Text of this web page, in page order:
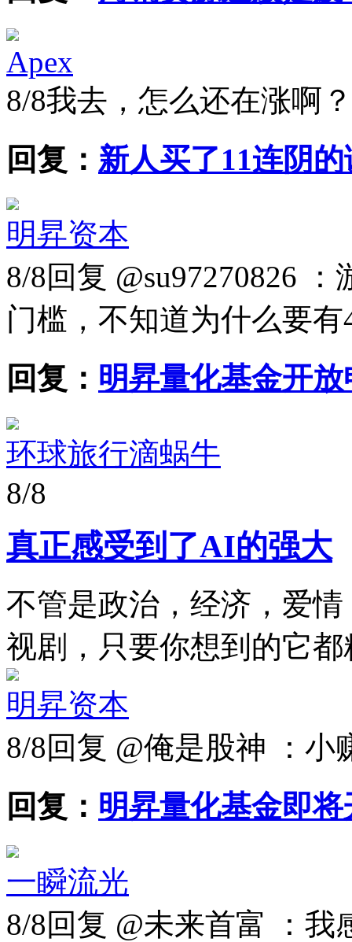
Apex
8/8我去，怎么还在涨啊
回复： 新人买了11连阴
明昇资本
8/8回复 @su97270826
门槛，不知道为什么要有
回复： 明昇量化基金开放
环球旅行滴蜗牛
8/8
真正感受到了AI的强大
不管是政治，经济，爱
视剧，只要你想到的它都
明昇资本
8/8回复 @俺是股神 ：
回复： 明昇量化基金即
一瞬流光
8/8回复 @未来首富 ：